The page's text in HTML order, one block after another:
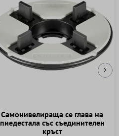
Самонивелираща се глава на
пиедестала със съединителен
кръст